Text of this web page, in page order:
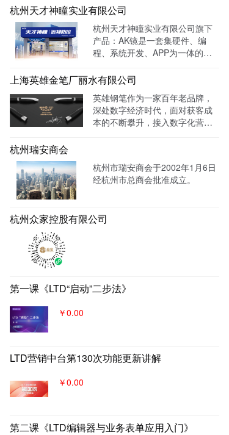
院已开通全国医保联网结算、省
市医保、省市老干部医保及市子
女统筹。通过LTD枢纽云系统升
级数字化品牌官网，患者可以通
过官网进行在线预约，在线咨询
杭州天才神瞳实业有限公司
杭州天才神瞳实业有限公司旗下
产品：AK镜是一套集硬件、编
程、系统开发、APP为一体的智
云系统做竞价投放，搭建符合产
品特性的落地页，使投放数据最
终都归集与系统后台同意进行管
理跟进，线索转化率进一步提
成！
上海英雄金笔厂丽水有限公司
英雄钢笔作为一家百年老品牌，
深处数字经济时代，面对获客成
本的不断攀升，接入数字化营销
销，通过自媒体、广告平台、SE
M、EDM等讲生意表达或产品服
实现从引导到成交的营销、获
杭州瑞安商会
杭州市瑞安商会于2002年1月6日
经杭州市总商会批准成立。
杭州众家控股有限公司
第一课《LTD“启动”二步法》
￥0.00
LTD营销中台第130次功能更新讲解
￥0.00
第二课《LTD编辑器与业务表单应用入门》